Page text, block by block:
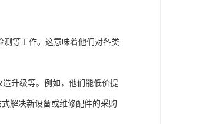
等工作。这意味着他们对各类
升级等。例如，他们能低价提
解决新设备或维修配件的采购